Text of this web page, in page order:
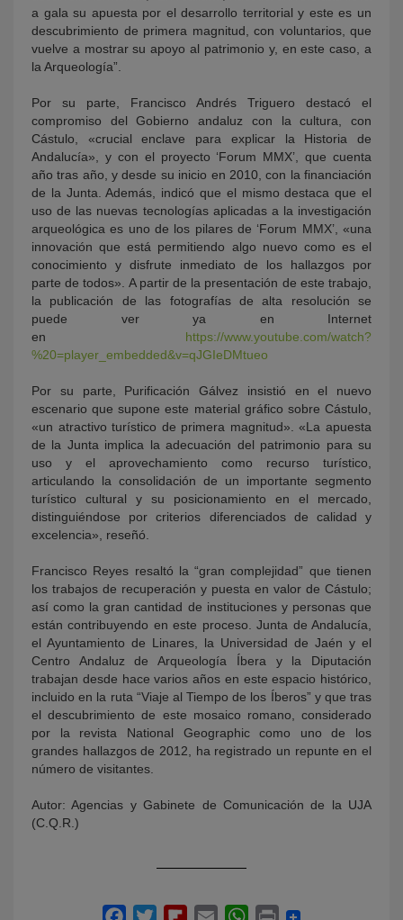
a gala su apuesta por el desarrollo territorial y este es un
descubrimiento de primera magnitud, con voluntarios, que
vuelve a mostrar su apoyo al patrimonio y, en este caso, a
la Arqueología”.
Por su parte, Francisco Andrés Triguero destacó el
compromiso del Gobierno andaluz con la cultura, con
Cástulo, «crucial enclave para explicar la Historia de
Andalucía», y con el proyecto ‘Forum MMX’, que cuenta
año tras año, y desde su inicio en 2010, con la financiación
de la Junta. Además, indicó que el mismo destaca que el
uso de las nuevas tecnologías aplicadas a la investigación
arqueológica es uno de los pilares de ‘Forum MMX’, «una
innovación que está permitiendo algo nuevo como es el
conocimiento y disfrute inmediato de los hallazgos por
parte de todos». A partir de la presentación de este trabajo,
la publicación de las fotografías de alta resolución se
puede ver ya en Internet
en https://www.youtube.com/watch?
%20=player_embedded&v=qJGIeDMtueo
Por su parte, Purificación Gálvez insistió en el nuevo
escenario que supone este material gráfico sobre Cástulo,
«un atractivo turístico de primera magnitud». «La apuesta
de la Junta implica la adecuación del patrimonio para su
uso y el aprovechamiento como recurso turístico,
articulando la consolidación de un importante segmento
turístico cultural y su posicionamiento en el mercado,
distinguiéndose por criterios diferenciados de calidad y
excelencia», reseñó.
Francisco Reyes resaltó la “gran complejidad” que tienen
los trabajos de recuperación y puesta en valor de Cástulo;
así como la gran cantidad de instituciones y personas que
están contribuyendo en este proceso. Junta de Andalucía,
el Ayuntamiento de Linares, la Universidad de Jaén y el
Centro Andaluz de Arqueología Íbera y la Diputación
trabajan desde hace varios años en este espacio histórico,
incluido en la ruta “Viaje al Tiempo de los Íberos” y que tras
el descubrimiento de este mosaico romano, considerado
por la revista National Geographic como uno de los
grandes hallazgos de 2012, ha registrado un repunte en el
número de visitantes.
Autor: Agencias y Gabinete de Comunicación de la UJA
(C.Q.R.)